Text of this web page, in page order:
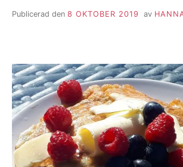
Publicerad den 8 OKTOBER 2019 av